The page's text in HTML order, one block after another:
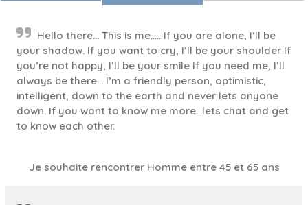
Hello there… This is me….. If you are alone, I’ll be
your shadow. If you want to cry, I’ll be your shoulder If
you’re not happy, I’ll be your smile If you need me, I’ll
always be there… I’m a friendly person, optimistic,
intelligent, down to the earth and never lets anyone
down. If you want to know me more…lets chat and get
to know each other.
Je souhaite rencontrer Homme entre 45 et 65 ans